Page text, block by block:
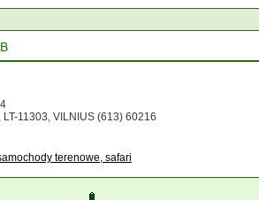
11303, VILNIUS (613) 60216
terenowe, safari